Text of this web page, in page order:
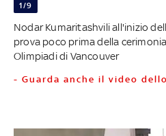
1/9
Nodar Kumaritashvili all'inizio
prova poco prima della
Olimpiadi di Vancouver
- Guarda anche il video